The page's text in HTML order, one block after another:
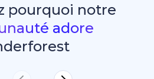
pourquoi notre
adore